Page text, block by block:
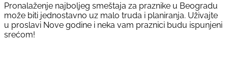
Pronalaženje najboljeg smeštaja za praznike u Beogradu
može biti jednostavno uz malo truda i planiranja. Uživajte
u proslavi Nove godine i neka vam praznici budu ispunjeni
srećom!